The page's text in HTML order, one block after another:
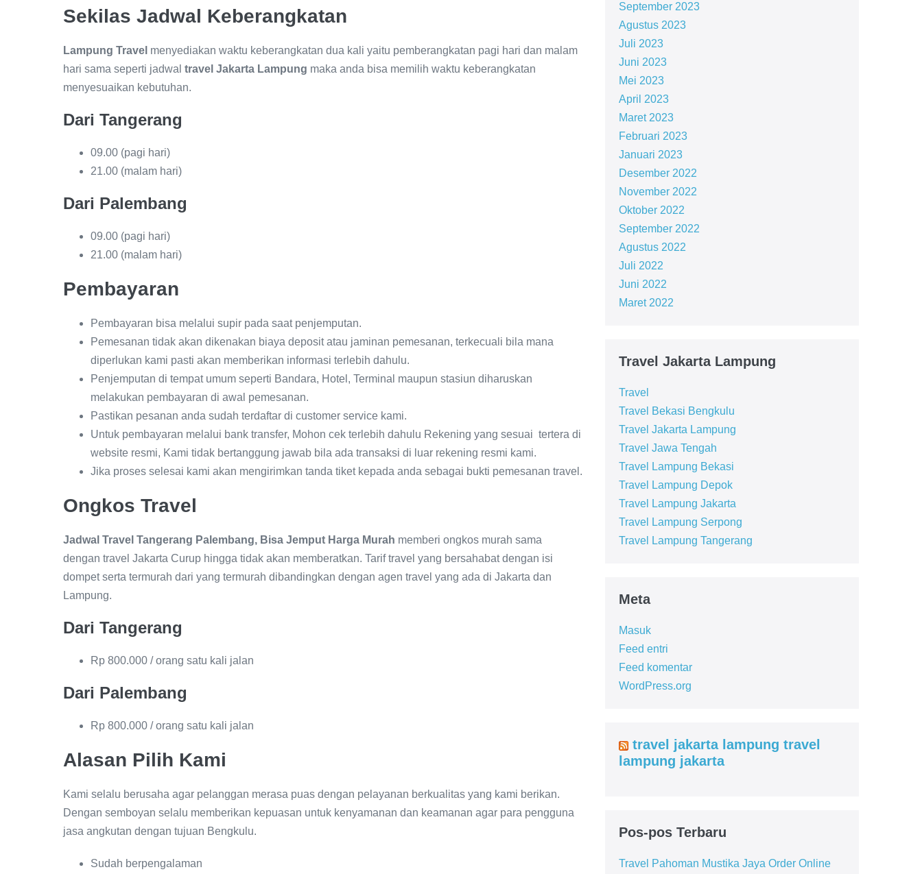
Sekilas Jadwal Keberangkatan
Lampung Travel menyediakan waktu keberangkatan dua kali yaitu pemberangkatan pagi hari dan malam
hari sama seperti jadwal travel Jakarta Lampung maka anda bisa memilih waktu keberangkatan
menyesuaikan kebutuhan.
Dari Tangerang
09.00 (pagi hari)
21.00 (malam hari)
Dari Palembang
09.00 (pagi hari)
21.00 (malam hari)
Pembayaran
Pembayaran bisa melalui supir pada saat penjemputan.
Pemesanan tidak akan dikenakan biaya deposit atau jaminan pemesanan, terkecuali bila mana
diperlukan kami pasti akan memberikan informasi terlebih dahulu.
Penjemputan di tempat umum seperti Bandara, Hotel, Terminal maupun stasiun diharuskan
melakukan pembayaran di awal pemesanan.
Pastikan pesanan anda sudah terdaftar di customer service kami.
Untuk pembayaran melalui bank transfer, Mohon cek terlebih dahulu Rekening yang sesuai tertera di
website resmi, Kami tidak bertanggung jawab bila ada transaksi di luar rekening resmi kami.
Jika proses selesai kami akan mengirimkan tanda tiket kepada anda sebagai bukti pemesanan travel.
Ongkos Travel
Jadwal Travel Tangerang Palembang, Bisa Jemput Harga Murah memberi ongkos murah sama
dengan travel Jakarta Curup hingga tidak akan memberatkan. Tarif travel yang bersahabat dengan isi
dompet serta termurah dari yang termurah dibandingkan dengan agen travel yang ada di Jakarta dan
Lampung.
Dari Tangerang
Rp 800.000 / orang satu kali jalan
Dari Palembang
Rp 800.000 / orang satu kali jalan
Alasan Pilih Kami
Kami selalu berusaha agar pelanggan merasa puas dengan pelayanan berkualitas yang kami berikan.
Dengan semboyan selalu memberikan kepuasan untuk kenyamanan dan keamanan agar para pengguna
jasa angkutan dengan tujuan Bengkulu.
Sudah berpengalaman
September 2023
Agustus 2023
Juli 2023
Juni 2023
Mei 2023
April 2023
Maret 2023
Februari 2023
Januari 2023
Desember 2022
November 2022
Oktober 2022
September 2022
Agustus 2022
Juli 2022
Juni 2022
Maret 2022
Travel Jakarta Lampung
Travel
Travel Bekasi Bengkulu
Travel Jakarta Lampung
Travel Jawa Tengah
Travel Lampung Bekasi
Travel Lampung Depok
Travel Lampung Jakarta
Travel Lampung Serpong
Travel Lampung Tangerang
Meta
Masuk
Feed entri
Feed komentar
WordPress.org
travel jakarta lampung travel
lampung jakarta
Pos-pos Terbaru
Travel Pahoman Mustika Jaya Order Online